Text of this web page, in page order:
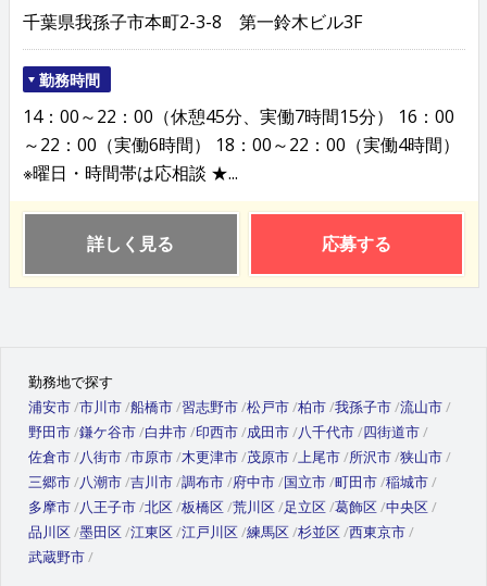
千葉県我孫子市本町2-3-8 第一鈴木ビル3F
勤務時間
14：00～22：00（休憩45分、実働7時間15分） 16：00
～22：00（実働6時間） 18：00～22：00（実働4時間）
※曜日・時間帯は応相談 ★...
詳しく見る 応募する
勤務地で探す
浦安市 市川市 船橋市 習志野市 松戸市 柏市 我孫子市 流山市
野田市 鎌ケ谷市 白井市 印西市 成田市 八千代市 四街道市
佐倉市 八街市 市原市 木更津市 茂原市 上尾市 所沢市 狭山市
三郷市 八潮市 吉川市 調布市 府中市 国立市 町田市 稲城市
多摩市 八王子市 北区 板橋区 荒川区 足立区 葛飾区 中央区
品川区 墨田区 江東区 江戸川区 練馬区 杉並区 西東京市
武蔵野市